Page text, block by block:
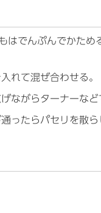
はでんぷんでかため
れて混ぜ合わせる。
ながらターナーなど
ったらパセリを散ら